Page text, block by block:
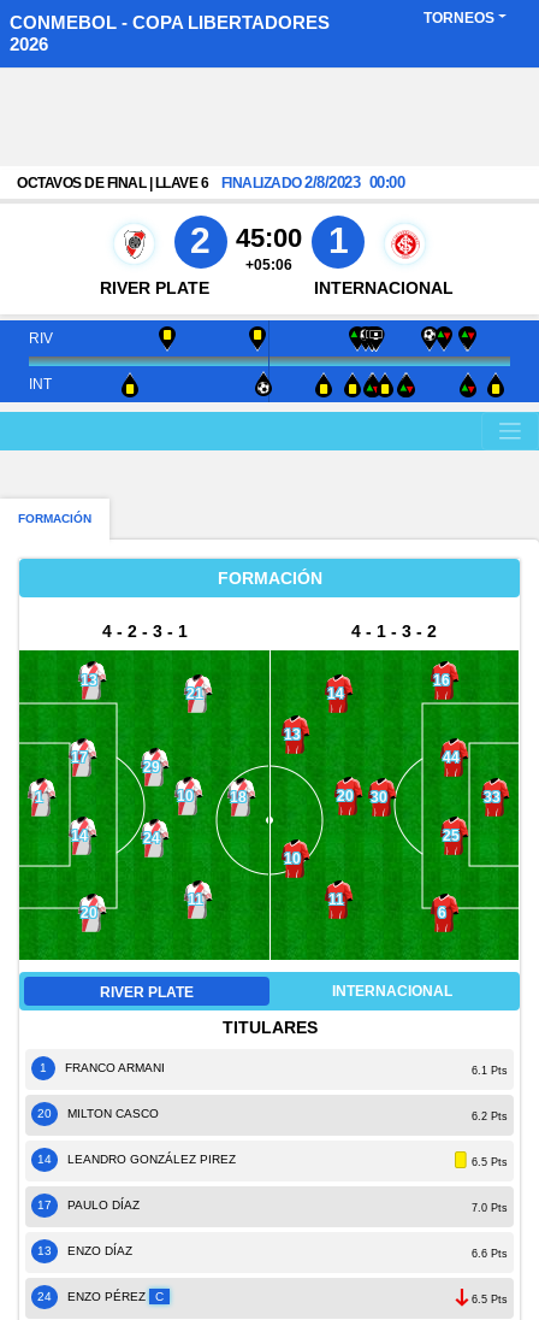
CONMEBOL - COPA LIBERTADORES
2026
TORNEOS
OCTAVOS DE FINAL | LLAVE 6 FINALIZADO2/8/2023 00:00
RIVER PLATE
2 45:00
+05:06
1
INTERNACIONAL
RIV
INT
FORMACIÓN
FORMACIÓN
4 - 2 - 3 - 1
1
13
17
14
20
29
24
21
10
11
18
4 - 1 - 3 - 2
33
16
44
25
6
30
14
20
11
13
10
RIVER PLATE INTERNACIONAL
TITULARES
1 FRANCO ARMANI 6.1 Pts
20 MILTON CASCO 6.2 Pts
14 LEANDRO GONZÁLEZ PIREZ 6.5 Pts
17 PAULO DÍAZ 7.0 Pts
13 ENZO DÍAZ 6.6 Pts
24 ENZO PÉREZ C 6.5 Pts